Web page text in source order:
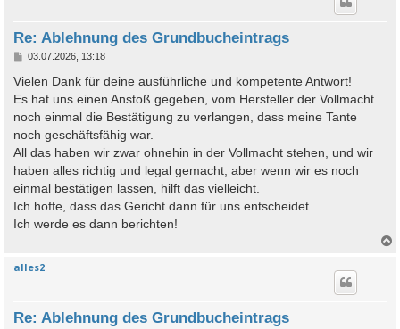
Re: Ablehnung des Grundbucheintrags
B
i
r
a
g
03.07.2026, 13:18
Vielen Dank für deine ausführliche und kompetente Antwort!
Es hat uns einen Anstoß gegeben, vom Hersteller der Vollmacht
noch einmal die Bestätigung zu verlangen, dass meine Tante
noch geschäftsfähig war.
All das haben wir zwar ohnehin in der Vollmacht stehen, und wir
haben alles richtig und legal gemacht, aber wenn wir es noch
einmal bestätigen lassen, hilft das vielleicht.
Ich hoffe, dass das Gericht dann für uns entscheidet.
Ich werde es dann berichten!
alles2
Re: Ablehnung des Grundbucheintrags